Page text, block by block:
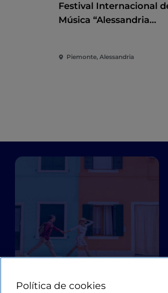
Festival Internacional
Música “Alessandria
Piemonte, Alessandria
Política de cookies